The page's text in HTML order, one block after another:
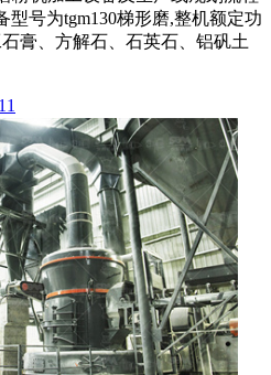
型号为tgm130梯形磨,整机额定功
膏、方解石、石英石、铝矾土